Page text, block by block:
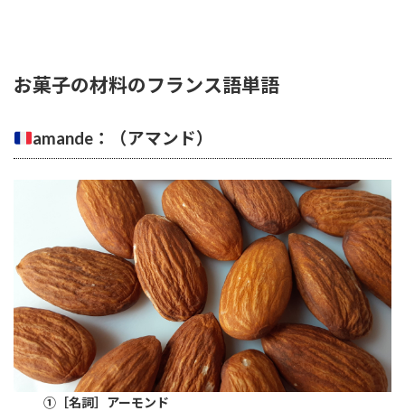
お菓子の材料のフランス語単語
amande：（アマンド）
①［名詞］アーモンド